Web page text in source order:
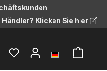
Händler? Klicken Sie hier